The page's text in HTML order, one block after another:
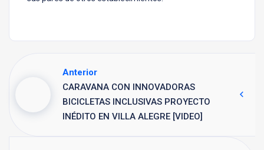
Anterior
CARAVANA CON INNOVADORAS
BICICLETAS INCLUSIVAS PROYECTO
INÉDITO EN VILLA ALEGRE [VIDEO]